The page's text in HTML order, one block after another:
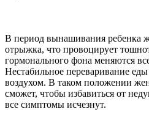
В период вынашивания ребенка
отрыжка, что провоцирует
гормонального фона меняются
Нестабильное переваривание
воздухом. В таком положении
сможет, чтобы избавиться от
все симптомы исчезнут.